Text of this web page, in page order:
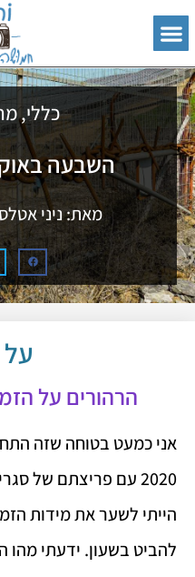
כללי,
השבעה
מאת:ניני
הרהורים על
אני כמעט בטוחה שזה
2020 עם פריצתם של
הייתי לשער את מידות
להביט בשעון. ידעתי מהו